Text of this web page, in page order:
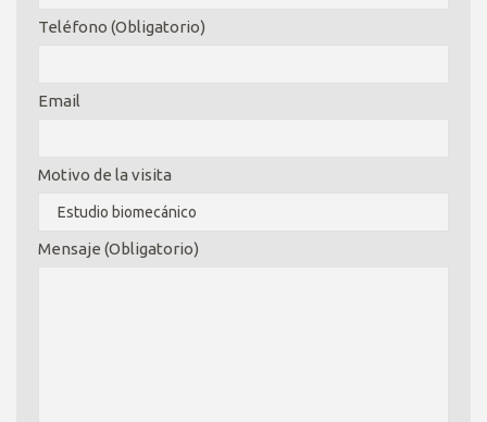
Teléfono (Obligatorio)
Email
Motivo de la visita
Mensaje (Obligatorio)